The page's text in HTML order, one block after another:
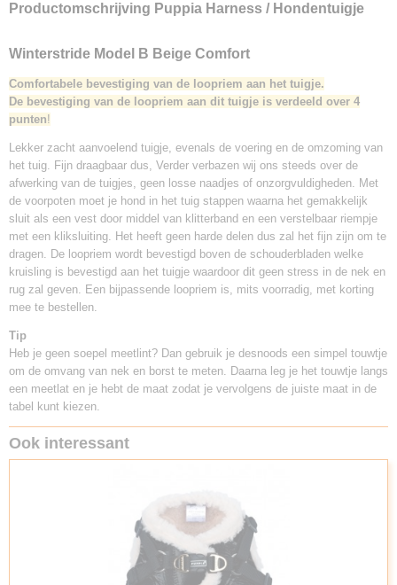
Productomschrijving Puppia Harness / Hondentuigje
Winterstride Model B Beige Comfort
Comfortabele bevestiging van de loopriem aan het tuigje.
De bevestiging van de loopriem aan dit tuigje is verdeeld over 4
punten!
Lekker zacht aanvoelend tuigje, evenals de voering en de omzoming van
het tuig. Fijn draagbaar dus, Verder verbazen wij ons steeds over de
afwerking van de tuigjes, geen losse naadjes of onzorgvuldigheden. Met
de voorpoten moet je hond in het tuig stappen waarna het gemakkelijk
sluit als een vest door middel van klitterband en een verstelbaar riempje
met een kliksluiting. Het heeft geen harde delen dus zal het fijn zijn om te
dragen. De loopriem wordt bevestigd boven de schouderbladen welke
kruisling is bevestigd aan het tuigje waardoor dit geen stress in de nek en
rug zal geven. Een bijpassende loopriem is, mits voorradig, met korting
mee te bestellen.
Tip
Heb je geen soepel meetlint? Dan gebruik je desnoods een simpel touwtje
om de omvang van nek en borst te meten. Daarna leg je het touwtje langs
een meetlat en je hebt de maat zodat je vervolgens de juiste maat in de
tabel kunt kiezen.
Ook interessant